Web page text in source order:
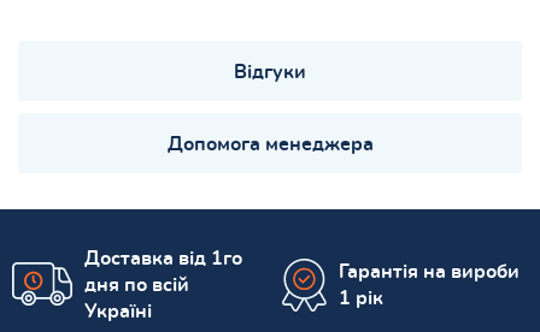
Відгуки
Допомога менеджера
Доставка від 1го
дня по всій
Україні
Гарантія на вироби
1 рік